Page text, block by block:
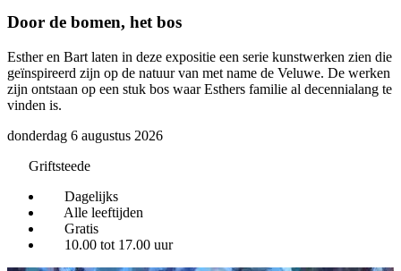
Door de bomen, het bos
Esther en Bart laten in deze expositie een serie kunstwerken zien die
geïnspireerd zijn op de natuur van met name de Veluwe. De werken
zijn ontstaan op een stuk bos waar Esthers familie al decennialang te
vinden is.
donderdag 6 augustus 2026
Griftsteede
Dagelijks
Alle leeftijden
Gratis
10.00 tot 17.00 uur